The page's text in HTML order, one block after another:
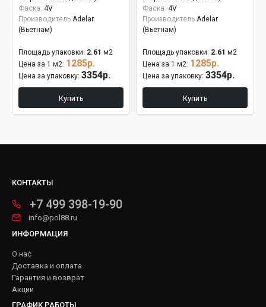
Фаска: 4V
Производитель Adelar
(Вьетнам)
Площадь упаковки: 2.61 м2
Цена за 1 м2: 1285р.
Цена за упаковку: 3354р.
Купить
Фаска: 4V
Производитель Adelar
(Вьетнам)
Площадь упаковки: 2.61 м2
Цена за 1 м2: 1285р.
Цена за упаковку: 3354р.
Купить
КОНТАКТЫ
+7 499 398-19-90
info@pol88.ru
ИНФОРМАЦИЯ
О нас
Доставка и оплата
Гарантия и возврат
Акции
ГРАФИК РАБОТЫ